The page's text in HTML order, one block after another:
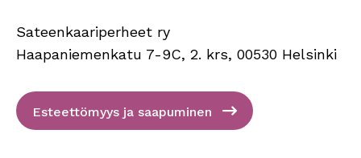
Sateenkaariperheet ry
Haapaniemenkatu 7-9C, 2. krs, 00530 Helsinki
Esteettömyys ja saapuminen